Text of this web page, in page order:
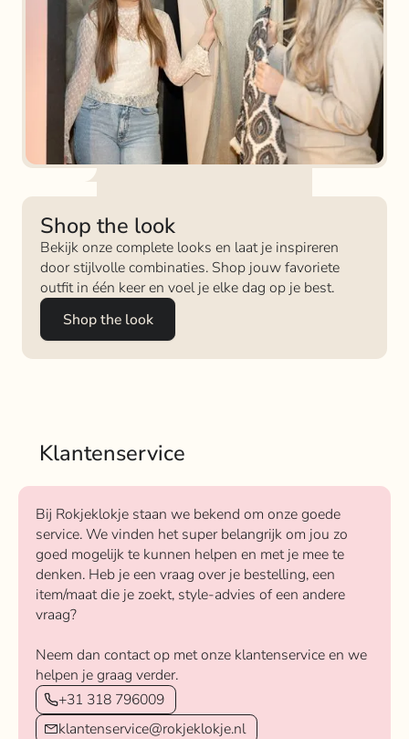
Shop the look
Bekijk onze complete looks en laat je inspireren
door stijlvolle combinaties. Shop jouw favoriete
outfit in één keer en voel je elke dag op je best.
Shop the look
Klantenservice
Bij Rokjeklokje staan we bekend om onze goede
service. We vinden het super belangrijk om jou zo
goed mogelijk te kunnen helpen en met je mee te
denken. Heb je een vraag over je bestelling, een
item/maat die je zoekt, style-advies of een andere
vraag?
Neem dan contact op met onze klantenservice en we
helpen je graag verder.
+31 318 796009
klantenservice@rokjeklokje.nl